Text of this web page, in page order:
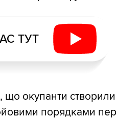
ТУТ
окупанти створили
порядками